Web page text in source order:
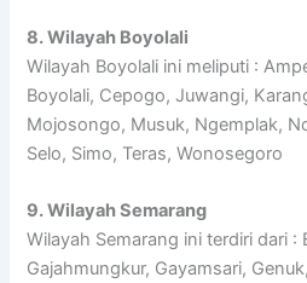
8. Wilayah Boyolali
Wilayah Boyolali ini meliputi :
Boyolali, Cepogo, Juwangi,
Mojosongo, Musuk, Ngemplak,
Selo, Simo, Teras, Wonosegoro
9. Wilayah Semarang
Wilayah Semarang ini terdiri dari :
Gajahmungkur, Gayamsari,